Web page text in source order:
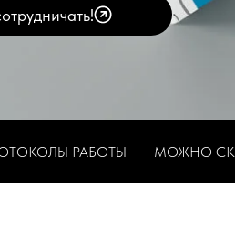
РАБОТЫ МОЖНО СКАЧАТЬ